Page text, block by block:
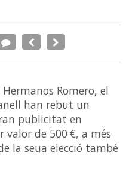
Romero, el
han rebut un
publicitat en
de 500 €, a més
la seua elecció també